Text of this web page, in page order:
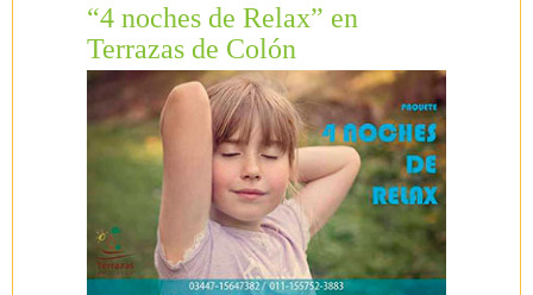
“4 noches de Relax” en
Terrazas de Colón